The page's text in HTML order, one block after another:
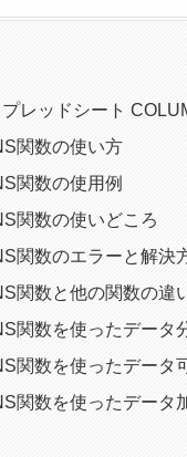
レッドシート
関数の使い方
関数の使用例
関数の使いどころ
関数のエラーと解決
関数と他の関数の違
関数を使ったデータ
関数を使ったデータ
関数を使ったデータ